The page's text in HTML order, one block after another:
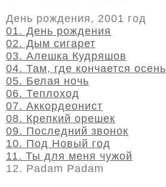
День рождения, 2001 год
01. День рождения
02. Дым сигарет
03. Алешка Кудряшов
04. Там, где кончается осень
05. Белая ночь
06. Теплоход
07. Аккордеонист
08. Крепкий орешек
09. Последний звонок
10. Под Новый год
11. Ты для меня чужой
12. Padam Padam